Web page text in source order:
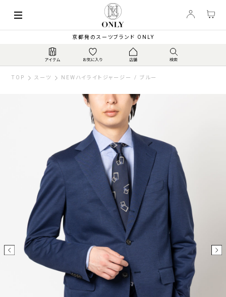
京都発のスーツブランド ONLY
TOP スーツ NEWハイライトジャージー / ブルー